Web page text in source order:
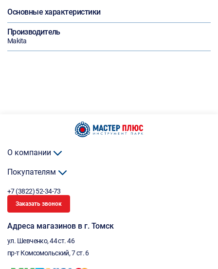
Основные характеристики
Производитель
Makita
О компании
Покупателям
+7 (3822) 52-34-73
Заказать звонок
Адреса магазинов в г. Томск
ул. Шевченко, 44 ст. 46
пр-т Комсомольский, 7 ст. 6